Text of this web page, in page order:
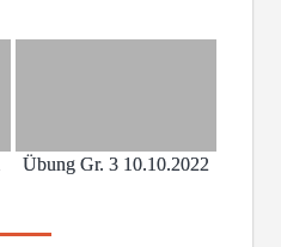
Übung Gr. 3 10.10.2022